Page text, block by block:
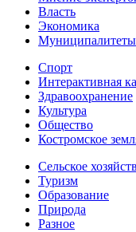
Власть
Экономика
Муниципалитеты
Спорт
Интерактивная
Здравоохранение
Культура
Общество
Костромское
Сельское
Туризм
Образование
Природа
Разное